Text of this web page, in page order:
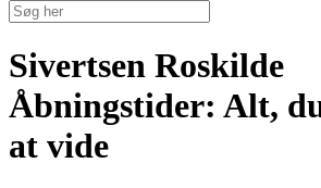
Sivertsen Roskilde
Åbningstider: Alt,
at vide